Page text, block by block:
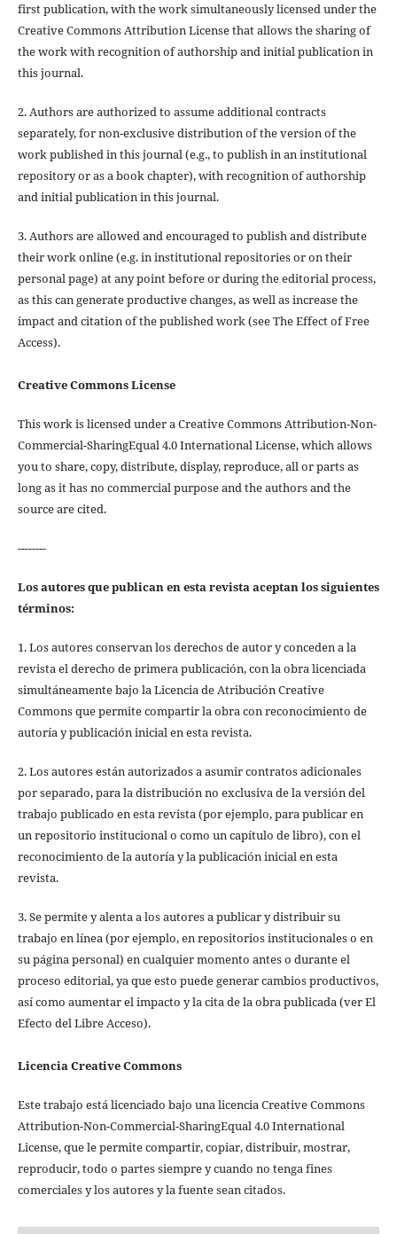
first publication, with the work simultaneously licensed under the
Creative Commons Attribution License that allows the sharing of
the work with recognition of authorship and initial publication in
this journal.
2. Authors are authorized to assume additional contracts
separately, for non-exclusive distribution of the version of the
work published in this journal (e.g., to publish in an institutional
repository or as a book chapter), with recognition of authorship
and initial publication in this journal.
3. Authors are allowed and encouraged to publish and distribute
their work online (e.g. in institutional repositories or on their
personal page) at any point before or during the editorial process,
as this can generate productive changes, as well as increase the
impact and citation of the published work (see The Effect of Free
Access).
Creative Commons License
This work is licensed under a Creative Commons Attribution-Non-
Commercial-SharingEqual 4.0 International License, which allows
you to share, copy, distribute, display, reproduce, all or parts as
long as it has no commercial purpose and the authors and the
source are cited.
--------
Los autores que publican en esta revista aceptan los siguientes
términos:
1. Los autores conservan los derechos de autor y conceden a la
revista el derecho de primera publicación, con la obra licenciada
simultáneamente bajo la Licencia de Atribución Creative
Commons que permite compartir la obra con reconocimiento de
autoría y publicación inicial en esta revista.
2. Los autores están autorizados a asumir contratos adicionales
por separado, para la distribución no exclusiva de la versión del
trabajo publicado en esta revista (por ejemplo, para publicar en
un repositorio institucional o como un capítulo de libro), con el
reconocimiento de la autoría y la publicación inicial en esta
revista.
3. Se permite y alenta a los autores a publicar y distribuir su
trabajo en línea (por ejemplo, en repositorios institucionales o en
su página personal) en cualquier momento antes o durante el
proceso editorial, ya que esto puede generar cambios productivos,
así como aumentar el impacto y la cita de la obra publicada (ver El
Efecto del Libre Acceso).
Licencia Creative Commons
Este trabajo está licenciado bajo una licencia Creative Commons
Attribution-Non-Commercial-SharingEqual 4.0 International
License, que le permite compartir, copiar, distribuir, mostrar,
reproducir, todo o partes siempre y cuando no tenga fines
comerciales y los autores y la fuente sean citados.